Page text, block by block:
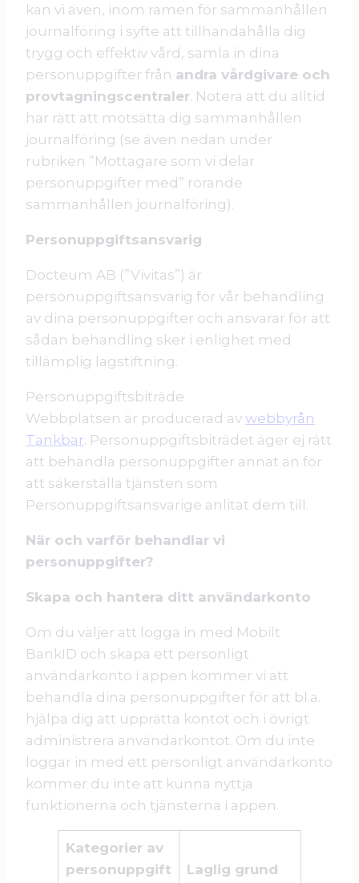
kan vi även, inom ramen för sammanhållen
journalföring i syfte att tillhandahålla dig
trygg och effektiv vård, samla in dina
personuppgifter från andra vårdgivare och
provtagningscentraler. Notera att du alltid
har rätt att motsätta dig sammanhållen
journalföring (se även nedan under
rubriken ”Mottagare som vi delar
personuppgifter med” rörande
sammanhållen journalföring).
Personuppgiftsansvarig
Docteum AB (”Vivitas”) är
personuppgiftsansvarig för vår behandling
av dina personuppgifter och ansvarar för att
sådan behandling sker i enlighet med
tillämplig lagstiftning.
Personuppgiftsbiträde
Webbplatsen är producerad av webbyrån
Tankbar. Personuppgiftsbiträdet äger ej rätt
att behandla personuppgifter annat än för
att säkerställa tjänsten som
Personuppgiftsansvarige anlitat dem till.
När och varför behandlar vi
personuppgifter?
Skapa och hantera ditt användarkonto
Om du väljer att logga in med Mobilt
BankID och skapa ett personligt
användarkonto i appen kommer vi att
behandla dina personuppgifter för att bl.a.
hjälpa dig att upprätta kontot och i övrigt
administrera användarkontot. Om du inte
loggar in med ett personligt användarkonto
kommer du inte att kunna nyttja
funktionerna och tjänsterna i appen.
Kategorier av
personuppgift
Laglig grund